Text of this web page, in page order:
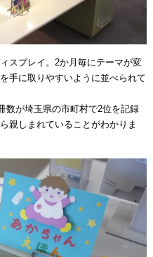
スプレイ。2か月毎にテーマが変
手に取りやすいように並べられて
数が埼玉県の市町村で2位を記録
親しまれていることがわかりま